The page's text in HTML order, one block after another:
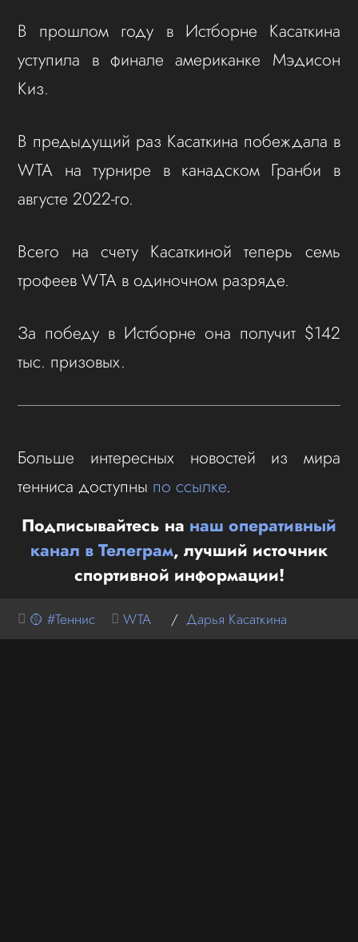
В прошлом году в Истборне Касаткина
уступила в финале американке Мэдисон
Киз.
В предыдущий раз Касаткина побеждала в
WTA на турнире в канадском Гранби в
августе 2022-го.
Всего на счету Касаткиной теперь семь
трофеев WTA в одиночном разряде.
За победу в Истборне она получит $142
тыс. призовых.
Больше интересных новостей из мира
тенниса доступны по ссылке.
Подписывайтесь на наш оперативный
канал в Телеграм, лучший источник
спортивной информации!
🥎 #Теннис WTA / Дарья Касаткина